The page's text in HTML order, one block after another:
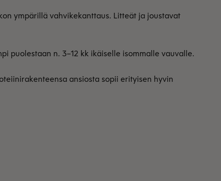
ympärillä vahvikekanttaus. Litteät ja joustavat
puolestaan n. 3–12 kk ikäiselle isommalle vauvalle.
ansiosta sopii erityisen hyvin